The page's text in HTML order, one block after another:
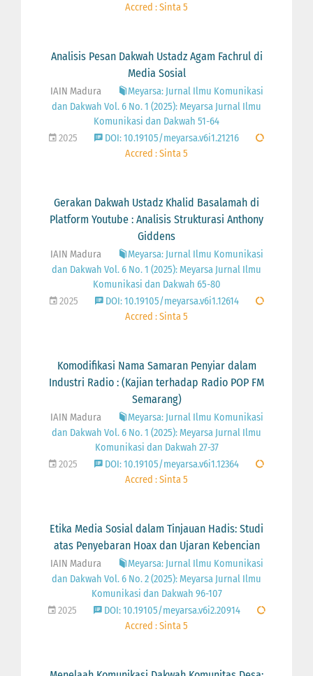
Accred : Sinta 5
Analisis Pesan Dakwah Ustadz Agam Fachrul di
Media Sosial
IAIN Madura
Meyarsa: Jurnal Ilmu Komunikasi
dan Dakwah Vol. 6 No. 1 (2025): Meyarsa Jurnal Ilmu
Komunikasi dan Dakwah 51-64
2025
DOI: 10.19105/meyarsa.v6i1.21216
Accred : Sinta 5
Gerakan Dakwah Ustadz Khalid Basalamah di
Platform Youtube : Analisis Strukturasi Anthony
Giddens
IAIN Madura
Meyarsa: Jurnal Ilmu Komunikasi
dan Dakwah Vol. 6 No. 1 (2025): Meyarsa Jurnal Ilmu
Komunikasi dan Dakwah 65-80
2025
DOI: 10.19105/meyarsa.v6i1.12614
Accred : Sinta 5
Komodifikasi Nama Samaran Penyiar dalam
Industri Radio : (Kajian terhadap Radio POP FM
Semarang)
IAIN Madura
Meyarsa: Jurnal Ilmu Komunikasi
dan Dakwah Vol. 6 No. 1 (2025): Meyarsa Jurnal Ilmu
Komunikasi dan Dakwah 27-37
2025
DOI: 10.19105/meyarsa.v6i1.12364
Accred : Sinta 5
Etika Media Sosial dalam Tinjauan Hadis: Studi
atas Penyebaran Hoax dan Ujaran Kebencian
IAIN Madura
Meyarsa: Jurnal Ilmu Komunikasi
dan Dakwah Vol. 6 No. 2 (2025): Meyarsa Jurnal Ilmu
Komunikasi dan Dakwah 96-107
2025
DOI: 10.19105/meyarsa.v6i2.20914
Accred : Sinta 5